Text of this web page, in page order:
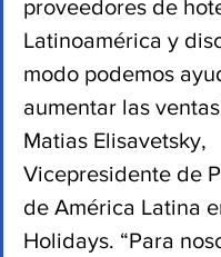
proveedores de
Latinoamérica y
modo podemos
aumentar las
Matias Elisavetsky,
Vicepresidente de
de América Latina
Holidays. “Para